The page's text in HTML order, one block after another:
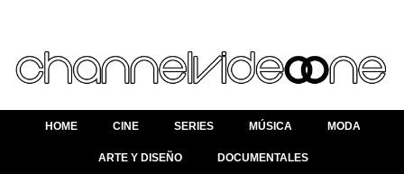
HOME CINE SERIES MÚSICA MODA
ARTE Y DISEÑO DOCUMENTALES